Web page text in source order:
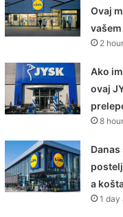
Ovaj
2
Ako
ovaj
8
a
1 day